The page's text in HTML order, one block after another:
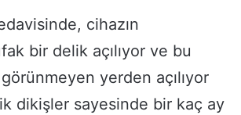
cihazın
bir delik açılıyor ve bu
yerden açılıyor
dikişler sayesinde bir kaç ay